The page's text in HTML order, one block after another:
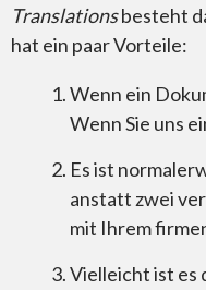
Translationsbesteht
hat ein paar Vorteile:
Wenn ein
Wenn Sie uns
Es ist
anstatt zwei
mit Ihrem
Vielleicht ist es